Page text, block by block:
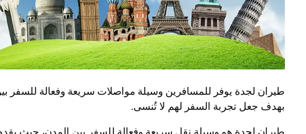
طيران لجدة يوفر للمسافرين وسيلة مواصلات سريعة وفعالة للسفر بين
بهدف جعل تجربة السفر لهم لا تُنسى.
طيران لجدة هو وسيلة نقل سريعة وفعالة للسفر بين المدن، حيث